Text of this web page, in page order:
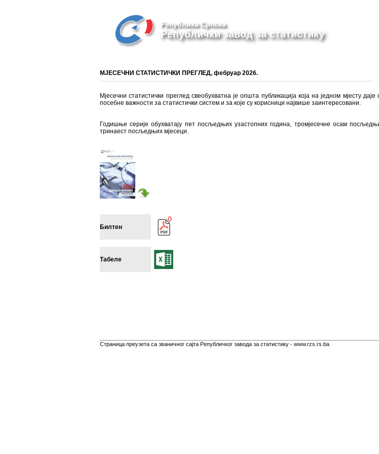
Република Српска
Републички завод за статистику
МЈЕСЕЧНИ СТАТИСТИЧКИ ПРЕГЛЕД, фебруар 2026.
Мјесечни статистички преглед свеобухватна је општа публикација која на једном мјесту
посебне важности за статистички систем и за које су корисници највише заинтересовани.
Годишње серије обухватају пет посљедњих узастопних година, тромјесечне осам
тринаест посљедњих мјесеци.
Билтен
Табеле
Страница преузета са званичног сајта Републичког завода за статистику - www.rzs.rs.ba